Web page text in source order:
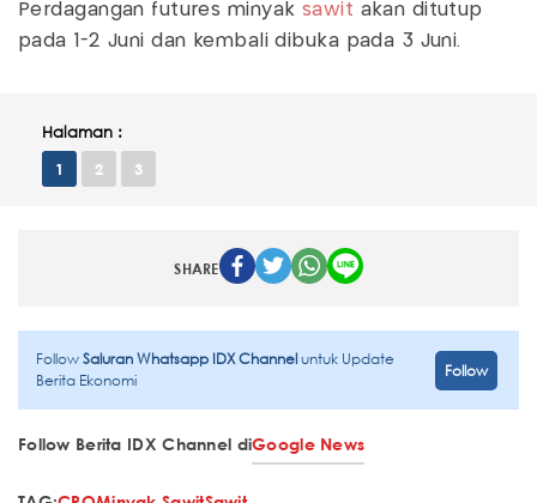
Perdagangan futures minyak sawit akan ditutup
pada 1-2 Juni dan kembali dibuka pada 3 Juni.
Halaman :
1 2 3
SHARE
FollowSaluran Whatsapp IDX Channeluntuk Update
Berita Ekonomi
Follow
Follow Berita IDX Channel diGoogle News